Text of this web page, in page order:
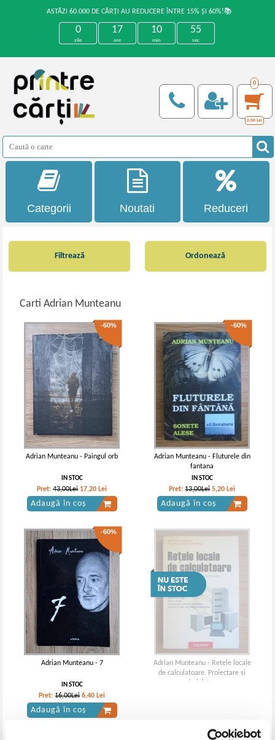
ASTĂZI 60.000 DE CĂRȚI AU REDUCERE ÎNTRE 15% ȘI 60%!📚
0
zile
17
ore
10
min
55
sec
0
0,00 Lei
Categorii Noutati Reduceri
Filtrează
Carti Adrian Munteanu
Ordonează
-60%
Adrian Munteanu - Paingul orb
IN STOC
Pret:43,00Lei 17,20 Lei
Adaugă în coș
-60%
Adrian Munteanu - Fluturele din
fantana
IN STOC
Pret:13,00Lei 5,20 Lei
Adaugă în coș
-60%
Adrian Munteanu - 7
IN STOC
Pret:16,00Lei 6,40 Lei
Adaugă în coș
Adrian Munteanu - Retele locale
de calculatoare. Proiectare si
administrare